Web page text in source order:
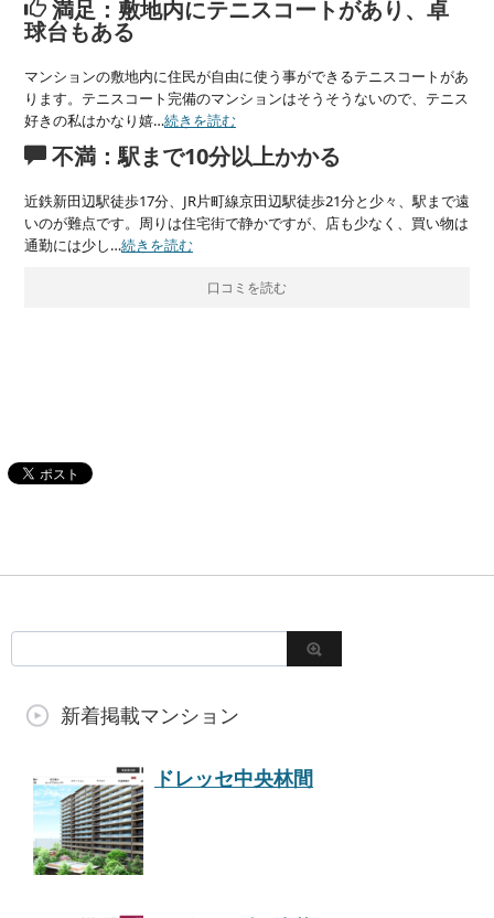
満足：敷地内にテニスコートがあり、卓
球台もある
マンションの敷地内に住民が自由に使う事ができるテニスコートがあ
ります。テニスコート完備のマンションはそうそうないので、テニス
好きの私はかなり嬉…続きを読む
不満：駅まで10分以上かかる
近鉄新田辺駅徒歩17分、JR片町線京田辺駅徒歩21分と少々、駅まで遠
いのが難点です。周りは住宅街で静かですが、店も少なく、買い物は
通勤には少し…続きを読む
口コミを読む
新着掲載マンション
ドレッセ中央林間